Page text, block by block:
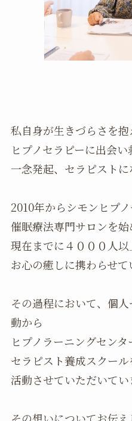
私自身が生きづらさを抱
ヒプノセラピーに出会
一念発起、セラピストに
2010年からシモンヒプ
催眠療法専門サロンを始
現在までに４０００人
お心の癒しに携わらせて
その過程において、個
動から
ヒプノラーニングセンタ
セラピスト養成スクー
活動させていただいてい